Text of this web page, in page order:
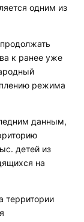
одним из
к ранее уже
режима
данным,
детей из
на
территории